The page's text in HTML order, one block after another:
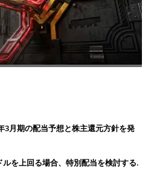
3月期の配当予想と株主還元方針を発
ルを上回る場合、特別配当を検討する.